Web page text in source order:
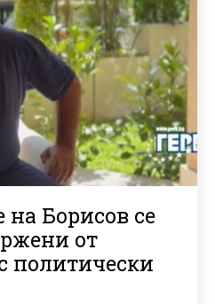
Борисов се
от
политически